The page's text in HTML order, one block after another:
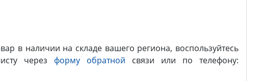
в наличии на складе вашего региона, воспользуйтесь
через форму обратной связи или по телефону: